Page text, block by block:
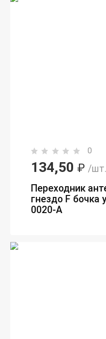
0
134,50 ₽ /шт.
Переходник
гнездо F бочка
0020-A